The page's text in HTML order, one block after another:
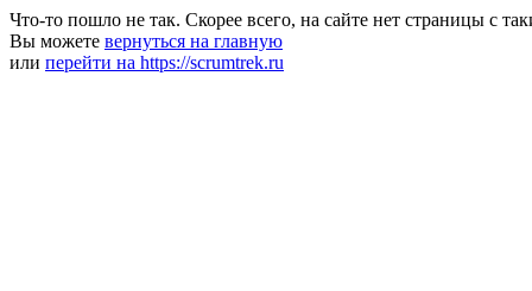
Что-то пошло не так. Скорее всего, на сайте нет страницы с
Вы можете вернуться на главную
или перейти на https://scrumtrek.ru